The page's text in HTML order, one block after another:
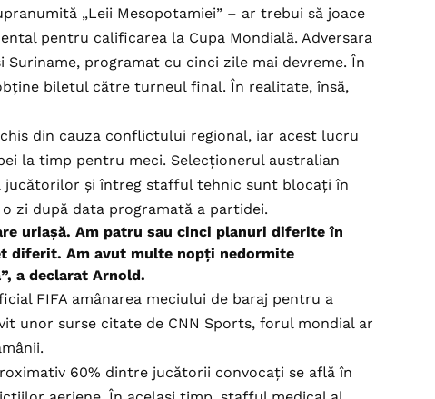
„Leii Mesopotamiei” – ar trebui să joace
pentru calificarea la Cupa Mondială. Adversara
programat cu cinci zile mai devreme. În
biletul către turneul final. În realitate, însă,
din cauza conflictului regional, iar acest lucru
la timp pentru meci. Selecționerul australian
jucătorilor și întreg stafful tehnic sunt blocați în
zi după data programată a partidei.
uriașă. Am patru sau cinci planuri diferite în
diferit. Am avut multe nopți nedormite
a declarat Arnold.
FIFA amânarea meciului de baraj pentru a
unor surse citate de CNN Sports, forul mondial ar
60% dintre jucătorii convocați se află în